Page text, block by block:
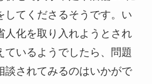
してくださるそうです。い
人化を取り入れようとされ
ているようでしたら、問題
談されてみるのはいかがで